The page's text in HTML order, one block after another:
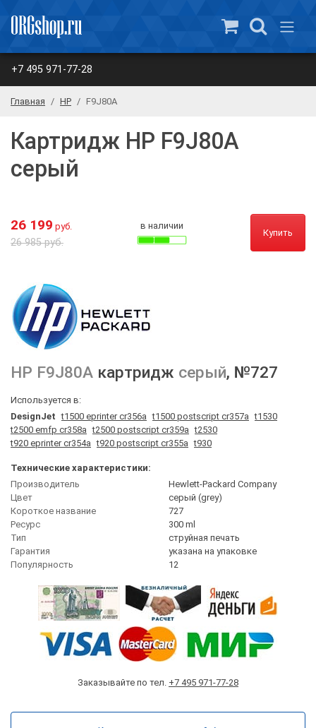
+7 495 971-77-28
Главная HP F9J80A
Картридж HP F9J80A
серый
26 199 руб.
26 985 руб.
в наличии
Купить
HP F9J80A картридж серый, №727
Используется в:
DesignJet t1500 eprinter cr356a t1500 postscript cr357a t1530
t2500 emfp cr358a t2500 postscript cr359a t2530
t920 eprinter cr354a t920 postscript cr355a t930
Технические характеристики:
Производитель
Hewlett-Packard Company
Цвет
серый (grey)
Короткое название
727
Ресурс
300 ml
Тип
струйная печать
Гарантия
указана на упаковке
Популярность
12
Заказывайте по тел. +7 495 971-77-28